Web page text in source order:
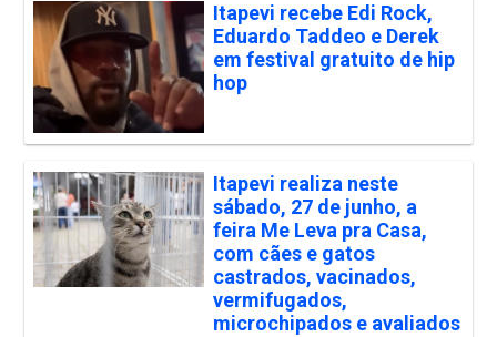
Itapevi recebe Edi Rock,
Eduardo Taddeo e Derek
em festival gratuito de hip
hop
Itapevi realiza neste
sábado, 27 de junho, a
feira Me Leva pra Casa,
com cães e gatos
castrados, vacinados,
vermifugados,
microchipados e avaliados